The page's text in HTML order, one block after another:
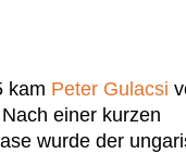
kam Peter Gulacsi
einer kurzen
wurde der